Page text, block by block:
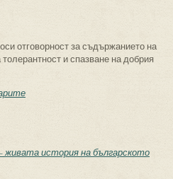
отговорност за съдържанието на
и спазване на добрия
живата история на българското